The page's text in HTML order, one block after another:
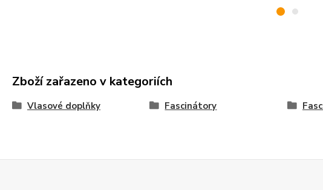
Zboží zařazeno v kategoriích
Vlasové doplňky Fascinátory